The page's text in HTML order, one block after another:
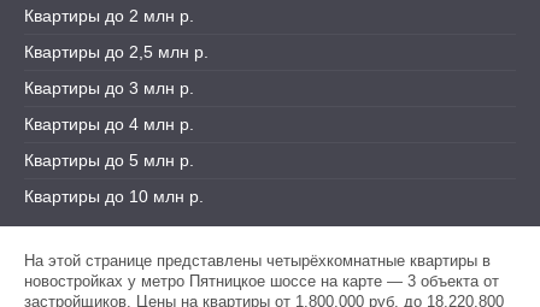
Квартиры до 2 млн р.
Квартиры до 2,5 млн р.
Квартиры до 3 млн р.
Квартиры до 4 млн р.
Квартиры до 5 млн р.
Квартиры до 10 млн р.
На этой странице представлены четырёхкомнатные квартиры в
новостройках у метро Пятницкое шоссе на карте — 3 объекта от
застройщиков. Цены на квартиры от 1,800,000 руб. до 18,220,800